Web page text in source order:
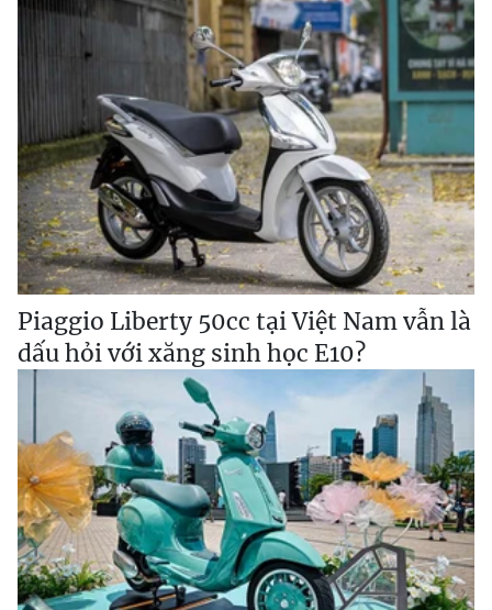
Piaggio Liberty 50cc tại Việt Nam vẫn là
dấu hỏi với xăng sinh học E10?